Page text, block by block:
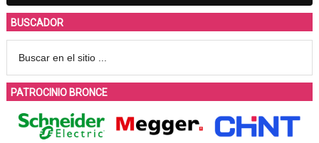
BUSCADOR
PATROCINIO BRONCE